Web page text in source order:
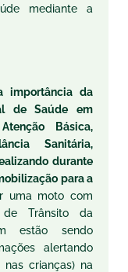
mediante a
importância da
de Saúde em
Básica,
Sanitária,
durante
para a
uma moto com
Trânsito da
estão sendo
alertando
crianças) na